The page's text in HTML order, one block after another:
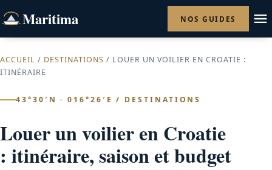
Maritima NOS GUIDES
ACCUEIL / DESTINATIONS / LOUER UN VOILIER EN CROATIE :
ITINÉRAIRE
43°30′N · 016°26′E / DESTINATIONS
Louer un voilier en Croatie
: itinéraire, saison et budget